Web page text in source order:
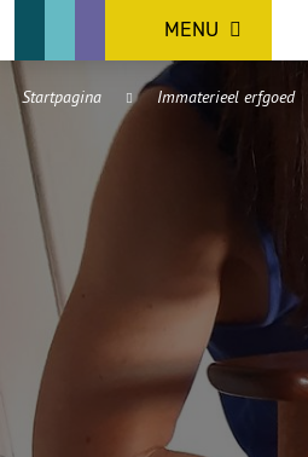
MENU
Startpagina Immaterieel erfgoed